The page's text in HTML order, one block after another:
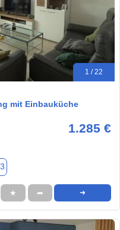
1 / 22
mit Einbauküche
1.285 €
★ ➦ ➜